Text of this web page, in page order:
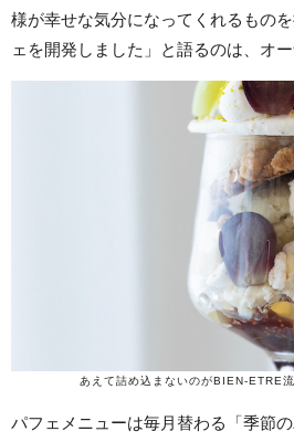
様が幸せな気分になってくれるもの
ェを開発しました」と語るのは、オ
あえて詰め込まないのがBIEN-ETRE
パフェメニューは毎月替わる「季節